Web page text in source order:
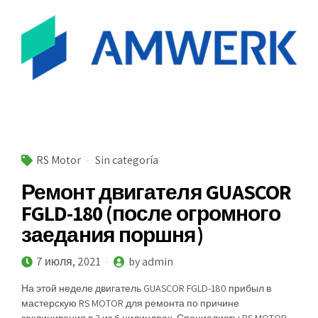
RS Motor Sin categoría
Ремонт двигателя GUASCOR
FGLD-180 (после огромного
заедания поршня)
7 июля, 2021 by admin
На этой неделе двигатель GUASCOR FGLD-180 прибыл в
мастерскую RS MOTOR для ремонта по причине